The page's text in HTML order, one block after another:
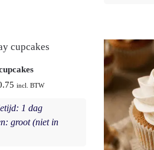
incl. BTW
1 dag
groot (niet in